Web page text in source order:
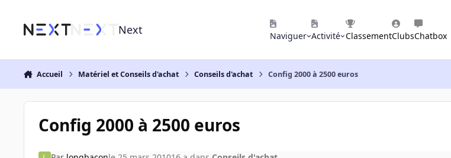
Next Naviguer Activité ClassementClubsChatbox
Accueil Matériel et Conseils d'achat Conseils d'achat Config 2000 à 2500 euros
Config 2000 à 2500 euros